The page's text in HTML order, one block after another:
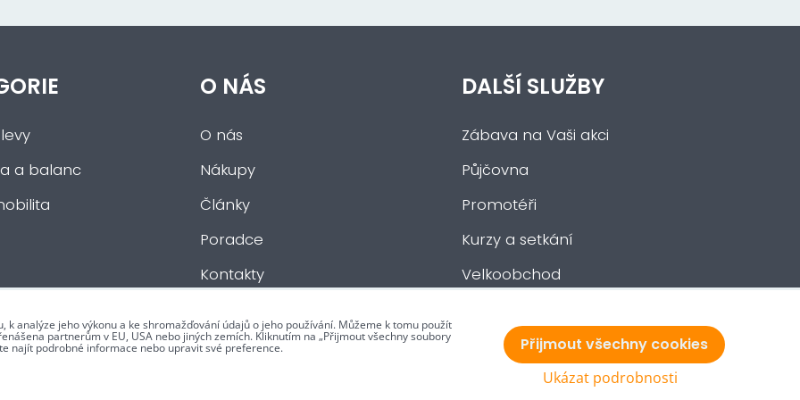
a balanc
O NÁS
O nás
Nákupy
Články
Poradce
Kontakty
DALŠÍ SLUŽBY
Zábava na Vaši akci
Půjčovna
Promotéři
Kurzy a setkání
Velkoobchod
Vytvořeno systémem: ByznysWeb.cz
analýze jeho výkonu a ke shromažďování údajů o jeho používání. Můžeme k tomu použít
partnerům v EU, USA nebo jiných zemích. Kliknutím na „Přijmout všechny soubory
najít podrobné informace nebo upravit své preference.
Ukázat podrobnosti
Přijmout všechny cookies